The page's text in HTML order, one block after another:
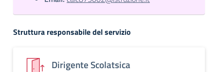
Struttura responsabile del servizio
Dirigente Scolatsica